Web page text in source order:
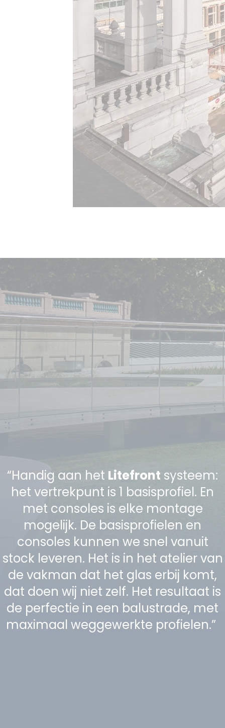
“Handig aan het Litefront systeem:
het vertrekpunt is 1 basisprofiel. En
met consoles is elke montage
mogelijk. De basisprofielen en
consoles kunnen we snel vanuit
stock leveren. Het is in het atelier van
de vakman dat het glas erbij komt,
dat doen wij niet zelf. Het resultaat is
de perfectie in een balustrade, met
maximaal weggewerkte profielen.”